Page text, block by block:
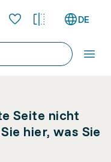
DE
Seite nicht
hier, was Sie